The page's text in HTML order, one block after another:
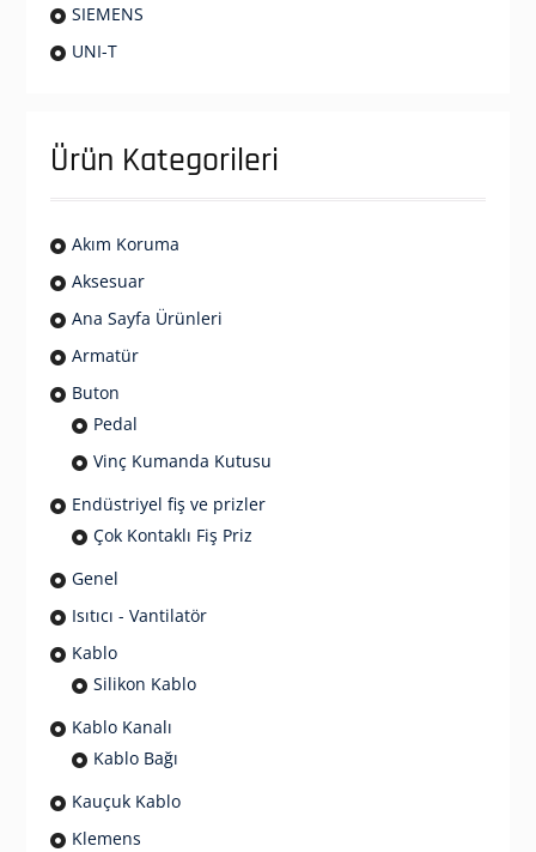
SIEMENS
UNI-T
Ürün Kategorileri
Akım Koruma
Aksesuar
Ana Sayfa Ürünleri
Armatür
Buton
Pedal
Vinç Kumanda Kutusu
Endüstriyel fiş ve prizler
Çok Kontaklı Fiş Priz
Genel
Isıtıcı - Vantilatör
Kablo
Silikon Kablo
Kablo Kanalı
Kablo Bağı
Kauçuk Kablo
Klemens